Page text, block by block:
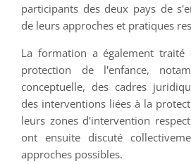
participants des deux pays de
de leurs approches et pratiques
La formation a également
protection de l'enfance,
conceptuelle, des cadres
des interventions liées à la
leurs zones d'intervention
ont ensuite discuté
approches possibles.